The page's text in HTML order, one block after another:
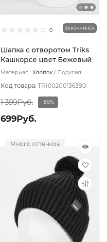
0 Закончился
Шапка с отворотом Triks
Кашкорсе цвет Бежевый
светлый теплый
Материал : Хлопок
Подклад:
Код товара: TRI00200136390
1 399Руб. -50%
699Руб.
Много оттенков